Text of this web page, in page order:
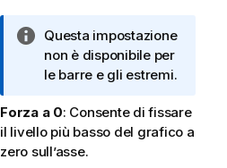
i
c
a
N
o
t
i
n
f
Questa impostazione
non è disponibile per
le barre e gli estremi.
Forza a 0: Consente di fissare
il livello più basso del grafico a
zero sull’asse.